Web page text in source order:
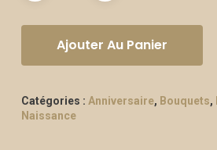
Ajouter Au Panier
Catégories : Anniversaire, Bouquets,
Naissance